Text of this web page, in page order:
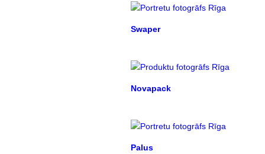
Swaper
Novapack
Palus